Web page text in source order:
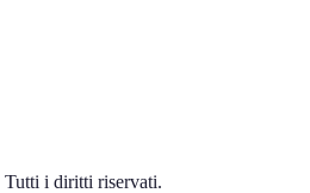
Tutti i diritti riservati.